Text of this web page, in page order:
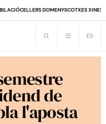
CELLERS DOMENYSCOTXES
de
l'aposta